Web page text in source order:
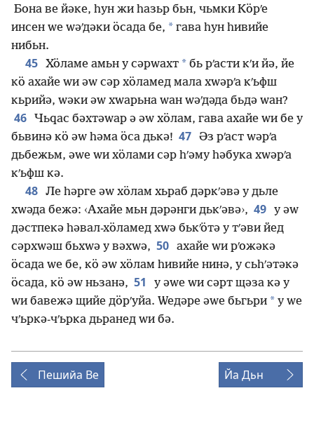
Бона ве йәке, һун жи һазьр бьн, чьмки Кӧрʹе
инсен ԝе ԝәʹдәки ӧсада бе, * гава һун һивийе
нибьн.
45 Хӧламе амьн у сәрԝахт * бь рʹасти кʹи йә, йе
кӧ ахайе ԝи әԝ сәр хӧламед мала хԝәрʹа кʹьфш
кьрийә, ԝәки әԝ хԝарьна ԝан ԝәʹдәда бьдә ԝан?
46
Чьԛас бәхтәԝар ә әԝ хӧлам, гава ахайе ԝи бе у
бьвинә кӧ әԝ һәма ӧса дькә! 47 Әз рʹаст ԝәрʹа
дьбежьм, әԝе ԝи хӧлами сәр һʹәму һәбука хԝәрʹа
кʹьфш кә.
48 Ле һәрге әԝ хӧлам хьраб дәркʹәвә у дьле
хԝәда бежә: ‹Ахайе мьн дәрәнги дькʹәвә›, 49 у әԝ
дәстпекә һәвал-хӧламед хԝә бькʹӧтә у тʹәви йед
сәрхԝәш бьхԝә у вәхԝә, 50 ахайе ԝи рʹожәкә
ӧсада ԝе бе, кӧ әԝ хӧлам һивийе нинә, у сьһʹәтәкә
ӧсада, кӧ әԝ ньзанә, 51
у әԝе ԝи сәрт щәза кә у
ԝи бавежә щийе дӧрʹуйа. Ԝедәре әԝе бьгьри * у ԝе
чʹьркә-чʹьрка дьранед ԝи бә.
Пешийа Ве Йа Дьн